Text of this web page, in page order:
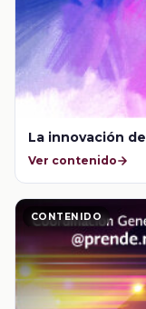
La innovación
Ver contenido
CONTENIDO